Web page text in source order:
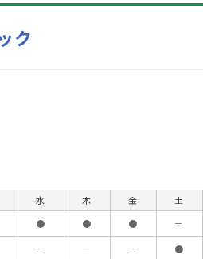
ク
水 木 金 土
● ● ● －
－ － － ●